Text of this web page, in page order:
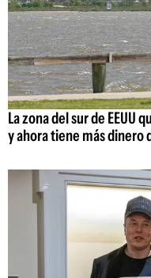
La zona del sur de EEUU
y ahora tiene más dinero